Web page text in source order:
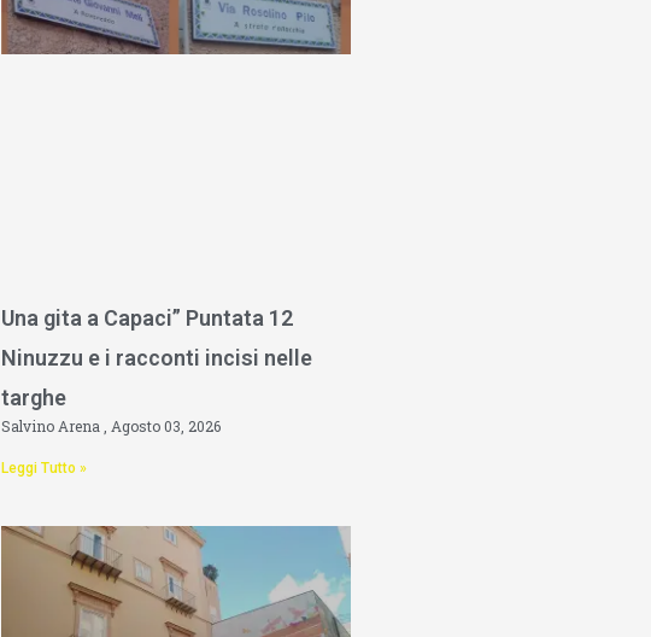
Una gita a Capaci” Puntata 12
Ninuzzu e i racconti incisi nelle
targhe
Salvino Arena Agosto 03, 2026
Leggi Tutto »